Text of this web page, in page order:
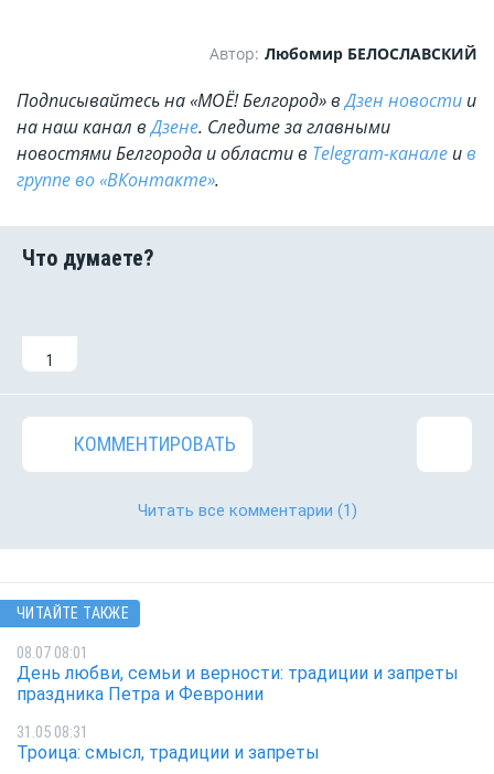
Автор: Любомир БЕЛОСЛАВСКИЙ
Подписывайтесь на «МОЁ! Белгород» вДзен новости и
на наш канал вДзене. Cледите за главными
новостями Белгорода и области в Telegram-канале ив
группе во «ВКонтакте».
1
КОММЕНТИРОВАТЬ
Читать все комментарии (1)
ЧИТАЙТЕ ТАКЖЕ
08.07 08:01
День любви, семьи и верности: традиции и запреты
праздника Петра и Февронии
31.05 08:31
Троица: смысл, традиции и запреты